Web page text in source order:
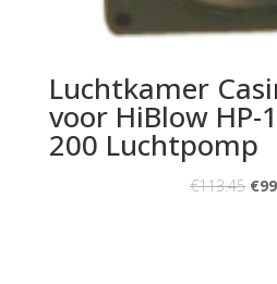
Luchtkamer
voor HiBlow HP-
200 Luchtpomp
€113.45 €